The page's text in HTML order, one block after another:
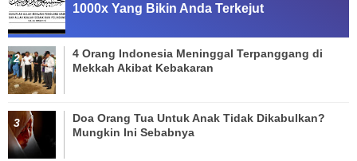
1000x Yang Bikin Anda Terkejut
4 Orang Indonesia Meninggal Terpanggang di
Mekkah Akibat Kebakaran
Doa Orang Tua Untuk Anak Tidak Dikabulkan?
Mungkin Ini Sebabnya